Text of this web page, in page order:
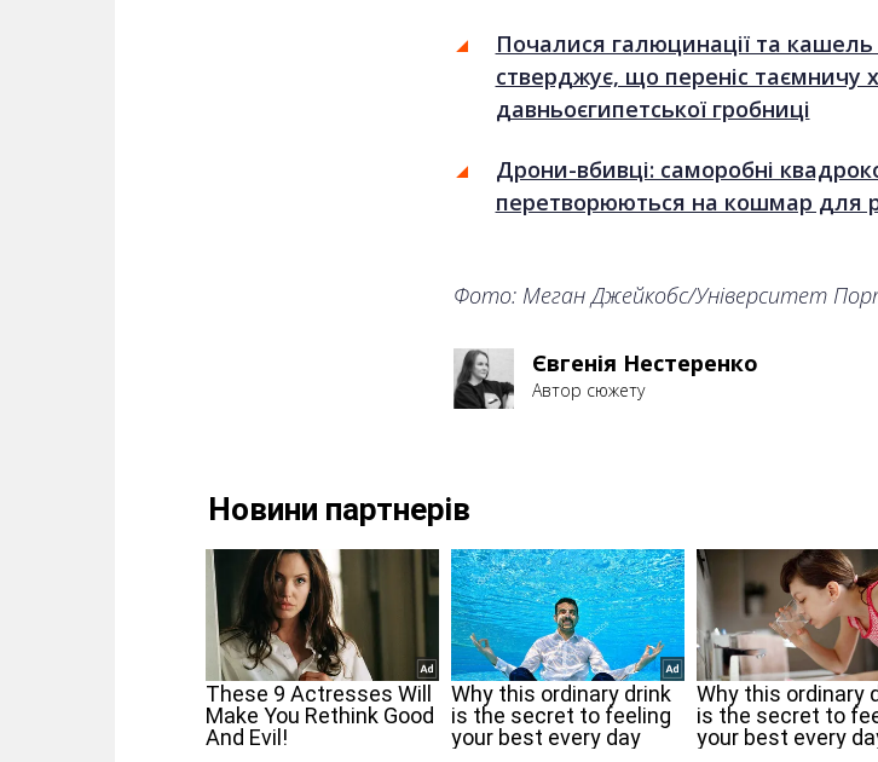
Почалися галюцинації та кашель
стверджує, що переніс таємничу
давньоєгипетської гробниці
Дрони-вбивці: саморобні
перетворюються на кошмар для
Фото: Меган Джейкобс/Університет
Євгенія Нестеренко
Автор сюжету